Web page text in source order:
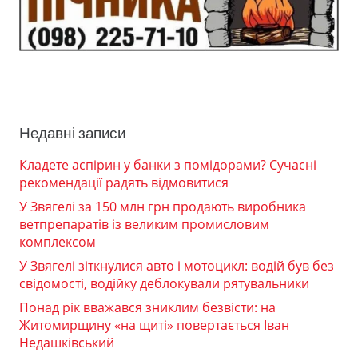
Недавні записи
Кладете аспірин у банки з помідорами? Сучасні
рекомендації радять відмовитися
У Звягелі за 150 млн грн продають виробника
ветпрепаратів із великим промисловим
комплексом
У Звягелі зіткнулися авто і мотоцикл: водій був без
свідомості, водійку деблокували рятувальники
Понад рік вважався зниклим безвісти: на
Житомирщину «на щиті» повертається Іван
Недашківський